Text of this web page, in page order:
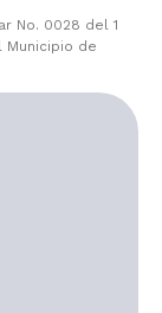
No. 0028 del 1
Municipio de